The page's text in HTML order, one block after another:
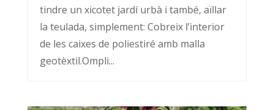
tindre un xicotet jardí urbà i també, aïllar
la teulada, simplement: Cobreix l’interior
de les caixes de poliestiré amb malla
geotèxtil.Ompli...